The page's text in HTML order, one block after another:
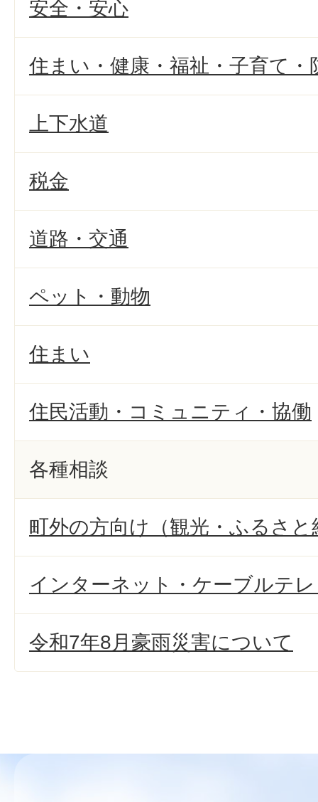
安全・安心
住まい・健康・福祉・子育て
上下水道
税金
道路・交通
ペット・動物
住まい
住民活動・コミュニティ・協働
各種相談
町外の方向け（観光・ふるさ
インターネット・ケーブルテ
令和7年8月豪雨災害について